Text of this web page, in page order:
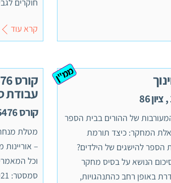
קרא עוד
ממ"ן
המעורבות של ההורים בבית הספר
המחקר: כיצד תורמת
הספר להישגים של הילדים?
הנושא על בסיס מחקר
באופן רחב כהתנהגויות,
עבודת
קורס 55476 , ציון 100
–